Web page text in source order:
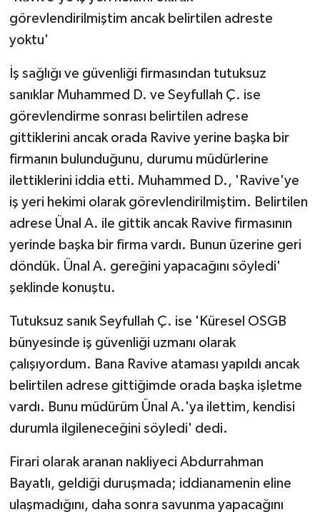
görevlendirilmiştim ancak belirtilen adreste
yoktu'
İş sağlığı ve güvenliği firmasından tutuksuz
sanıklar Muhammed D. ve Seyfullah Ç. ise
görevlendirme sonrası belirtilen adrese
gittiklerini ancak orada Ravive yerine başka bir
firmanın bulunduğunu, durumu müdürlerine
ilettiklerini iddia etti. Muhammed D., 'Ravive'ye
iş yeri hekimi olarak görevlendirilmiştim. Belirtilen
adrese Ünal A. ile gittik ancak Ravive firmasının
yerinde başka bir firma vardı. Bunun üzerine geri
döndük. Ünal A. gereğini yapacağını söyledi'
şeklinde konuştu.
Tutuksuz sanık Seyfullah Ç. ise 'Küresel OSGB
bünyesinde iş güvenliği uzmanı olarak
çalışıyordum. Bana Ravive ataması yapıldı ancak
belirtilen adrese gittiğimde orada başka işletme
vardı. Bunu müdürüm Ünal A.'ya ilettim, kendisi
durumla ilgileneceğini söyledi' dedi.
Firari olarak aranan nakliyeci Abdurrahman
Bayatlı, geldiği duruşmada; iddianamenin eline
ulaşmadığını, daha sonra savunma yapacağını